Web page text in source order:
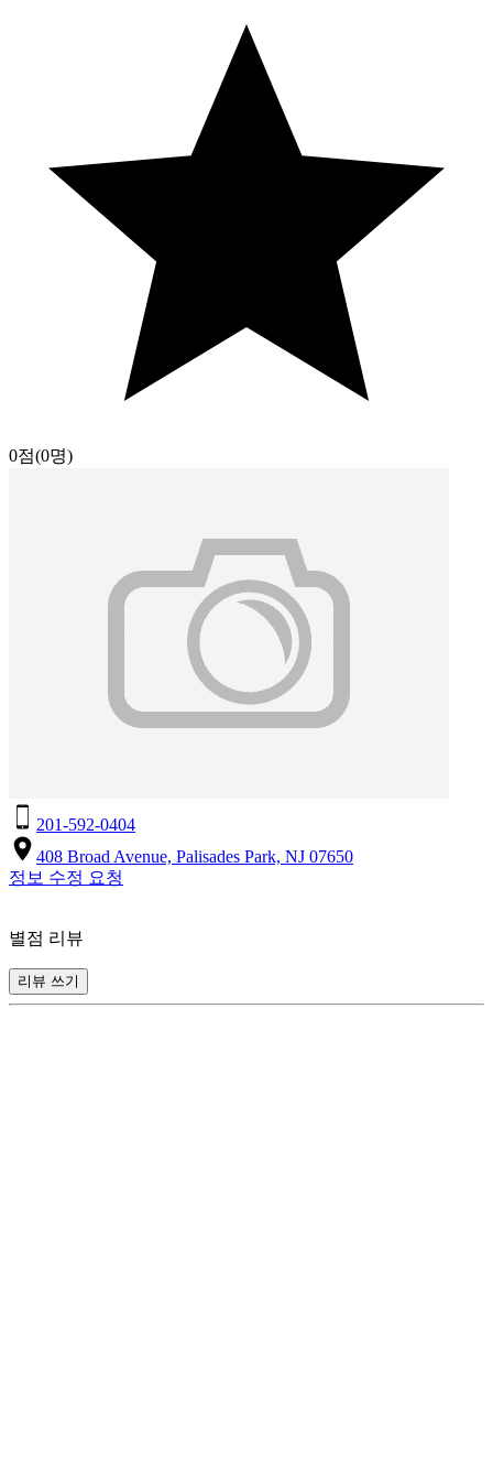
0점(0명)
201-592-0404
408 Broad Avenue, Palisades Park, NJ 07650
정보 수정 요청
별점 리뷰
리뷰 쓰기